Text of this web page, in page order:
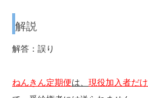
解説
解答：誤り
ねんきん定期便は、 現役加入者だけ